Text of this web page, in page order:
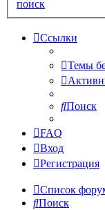
поиск
Ссылки
Темы
Поиск
FAQ
Вход
Регистрация
Список
Поиск